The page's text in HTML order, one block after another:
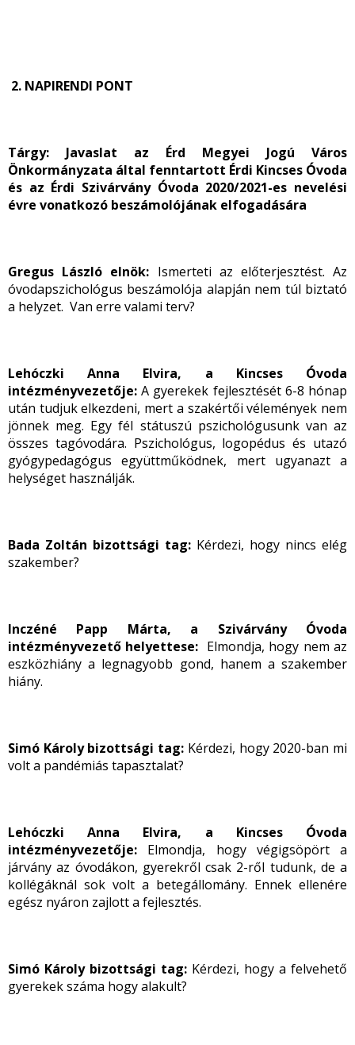
2. NAPIRENDI PONT
Tárgy: Javaslat az Érd Megyei Jogú Város
Önkormányzata által fenntartott Érdi Kincses Óvoda
és az Érdi Szivárvány Óvoda 2020/2021-es nevelési
évre vonatkozó beszámolójának elfogadására
Gregus László elnök: Ismerteti az előterjesztést. Az
óvodapszichológus beszámolója alapján nem túl biztató
a helyzet. Van erre valami terv?
Lehóczki Anna Elvira, a Kincses Óvoda
intézményvezetője:A gyerekek fejlesztését 6-8 hónap
után tudjuk elkezdeni, mert a szakértői vélemények nem
jönnek meg. Egy fél státuszú pszichológusunk van az
összes tagóvodára. Pszichológus, logopédus és utazó
gyógypedagógus együttműködnek, mert ugyanazt a
helységet használják.
Bada Zoltán bizottsági tag: Kérdezi, hogy nincs elég
szakember?
Inczéné Papp Márta, a Szivárvány Óvoda
intézményvezető helyettese: Elmondja, hogy nem az
eszközhiány a legnagyobb gond, hanem a szakember
hiány.
Simó Károly bizottsági tag: Kérdezi, hogy 2020-ban mi
volt a pandémiás tapasztalat?
Lehóczki Anna Elvira, a Kincses Óvoda
intézményvezetője: Elmondja, hogy végigsöpört a
járvány az óvodákon, gyerekről csak 2-ről tudunk, de a
kollégáknál sok volt a betegállomány. Ennek ellenére
egész nyáron zajlott a fejlesztés.
Simó Károly bizottsági tag: Kérdezi, hogy a felvehető
gyerekek száma hogy alakult?